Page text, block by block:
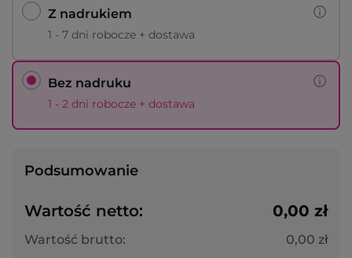
Z nadrukiem
1 - 7 dni robocze + dostawa
Bez nadruku
1 - 2 dni robocze + dostawa
Podsumowanie
Wartość netto: 0,00 zł
Wartość brutto: 0,00 zł